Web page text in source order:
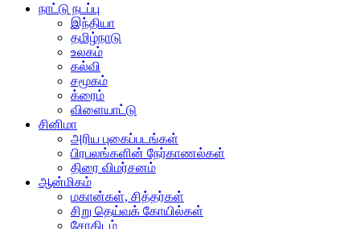
நாட்டு நடப்பு
இந்தியா
தமிழ்நாடு
உலகம்
கல்வி
சமூகம்
க்ரைம்
விளையாட்டு
சினிமா
அரிய புகைப்படங்கள்
பிரபலங்களின் நேர்காணல்கள்
திரை விமர்சனம்
ஆன்மிகம்
மகான்கள், சித்தர்கள்
சிறு தெய்வக் கோயில்கள்
சோதிடம்